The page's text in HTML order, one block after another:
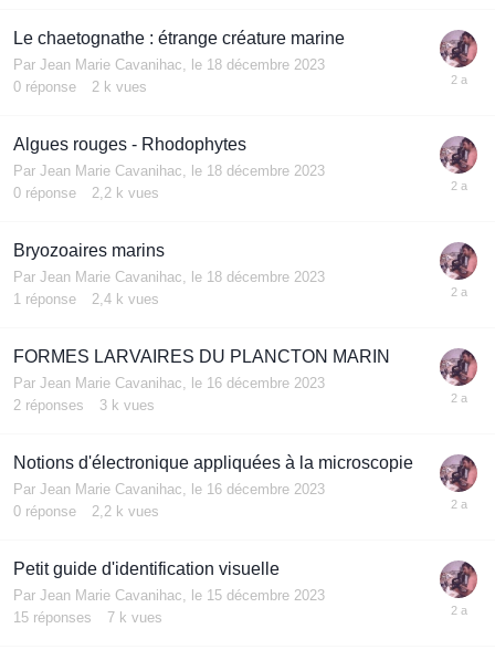
Le chaetognathe : étrange créature marine
Par Jean Marie Cavanihac, le 18 décembre 2023
0 réponse 2 k vues
Algues rouges - Rhodophytes
Par Jean Marie Cavanihac, le 18 décembre 2023
0 réponse 2,2 k vues
Bryozoaires marins
Par Jean Marie Cavanihac, le 18 décembre 2023
1 réponse 2,4 k vues
FORMES LARVAIRES DU PLANCTON MARIN
Par Jean Marie Cavanihac, le 16 décembre 2023
2 réponses 3 k vues
Notions d'électronique appliquées à la microscopie
Par Jean Marie Cavanihac, le 16 décembre 2023
0 réponse 2,2 k vues
Petit guide d'identification visuelle
Par Jean Marie Cavanihac, le 15 décembre 2023
15 réponses 7 k vues